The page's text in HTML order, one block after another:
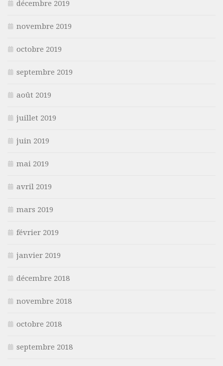
décembre 2019
novembre 2019
octobre 2019
septembre 2019
août 2019
juillet 2019
juin 2019
mai 2019
avril 2019
mars 2019
février 2019
janvier 2019
décembre 2018
novembre 2018
octobre 2018
septembre 2018